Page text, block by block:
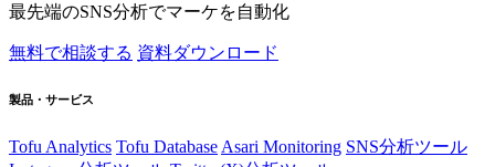
最先端のSNS分析でマーケを自動化
無料で相談する 資料ダウンロード
製品・サービス
Tofu Analytics Tofu Database Asari Monitoring SNS分析ツール